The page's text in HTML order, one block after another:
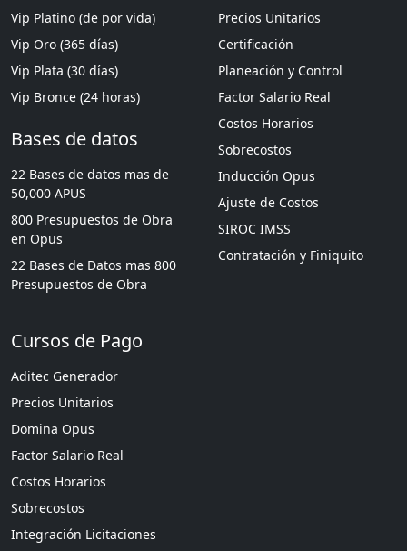
Vip Platino (de por vida)
Vip Oro (365 días)
Vip Plata (30 días)
Vip Bronce (24 horas)
Bases de datos
22 Bases de datos mas de
50,000 APUS
800 Presupuestos de Obra
en Opus
22 Bases de Datos mas 800
Presupuestos de Obra
Precios Unitarios
Certificación
Planeación y Control
Factor Salario Real
Costos Horarios
Sobrecostos
Inducción Opus
Ajuste de Costos
SIROC IMSS
Contratación y Finiquito
Cursos de Pago
Aditec Generador
Precios Unitarios
Domina Opus
Factor Salario Real
Costos Horarios
Sobrecostos
Integración Licitaciones